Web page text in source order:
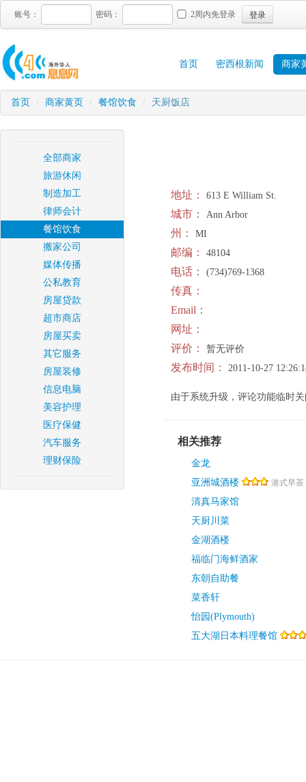
账号： 密码： 2周内免登录 登录
首页 密西根新闻 商家
首页 / 商家黄页 / 餐馆饮食 / 天厨饭店
全部商家
旅游休闲
制造加工
律师会计
餐馆饮食
搬家公司
媒体传播
公私教育
房屋贷款
超市商店
房屋买卖
其它服务
房屋装修
信息电脑
美容护理
医疗保健
汽车服务
理财保险
地址： 613 E William St.
城市： Ann Arbor
州： MI
邮编： 48104
电话： (734)769-1368
传真：
Email：
网址：
评价：
暂无评价
发布时间： 2011-10-27
由于系统升级，评论功能临时
相关推荐
金龙
亚洲城酒楼
港式早茶
清真马家馆
天厨川菜
金湖酒楼
福临门海鲜酒家
东朝自助餐
菜香轩
怡园(Plymouth)
五大湖日本料理餐馆